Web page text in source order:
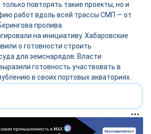
повторять такие проекты, но и
работ вдоль всей трассы СМП — от
пролива.
на инициативу. Хабаровские
о готовности строить
для земснарядов. Власти
готовность участвовать в
в своих портовых акваториях.